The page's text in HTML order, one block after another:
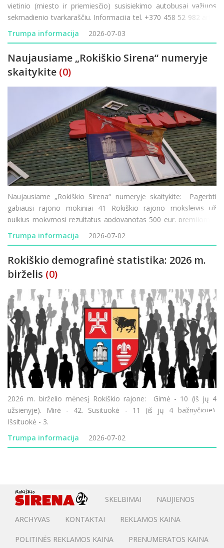
vietinio (miesto ir priemiesčio) susisiekimo autobusai važiuos
sekmadienio tvarkaraščiu. Informacija tel. +370 458 52 982 arba
www.rokiskioap.lt
Trumpa informacija 2026-07-03
Naujausiame „Rokiškio Sirena“ numeryje
skaitykite (0)
Naujausiame „Rokiškio Sirena“ numeryje skaitykite: Pagerbti
gabiausi rajono mokiniai 41 Rokiškio rajono moksleivis už
puikius mokymosi rezultatus apdovanotas 500 eur. premijomis.
Programos fondas dar laukia abiturientų šimtukininkų. Rokiškis –
ta
Trumpa informacija 2026-07-02
Rokiškio demografinė statistika: 2026 m.
birželis (0)
2026 m. birželio mėnesį Rokiškio rajone: Gimė - 10 (iš jų 4
užsienyje). Mirė - 42. Susituokė - 11 (iš jų 4 bažnyčioje).
Išsituokė - 3.
Trumpa informacija
2026-07-02
SKELBIMAI NAUJIENOS
ARCHYVAS KONTAKTAI REKLAMOS KAINA
POLITINĖS REKLAMOS KAINA PRENUMERATOS KAINA